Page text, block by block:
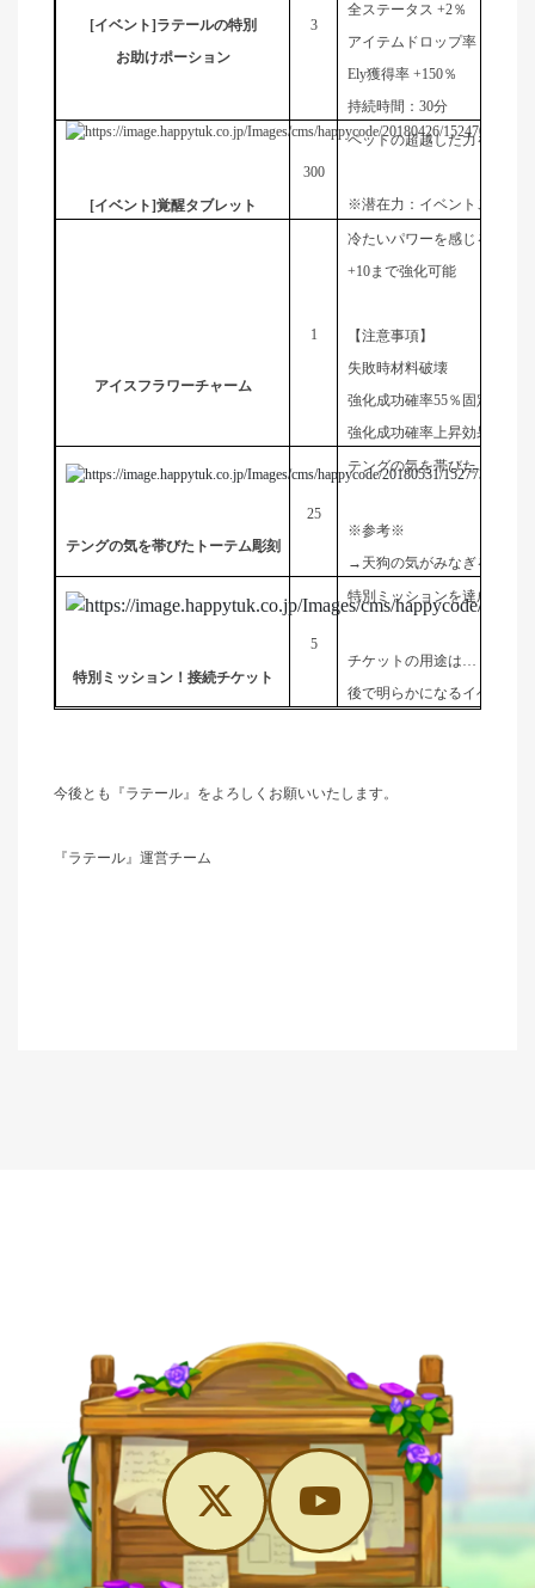
[イベント]ラテールの特別
お助けポーション
3
全ステータス +2％
アイテムドロップ率 +20％
Ely獲得率 +150％
持続時間：30分
[イベント]覚醒タブレット
300
ペットの超越した力を呼び
※潜在力：イベントごとに
アイスフラワーチャーム
1
冷たいパワーを感じる神秘
+10まで強化可能
【注意事項】
失敗時材料破壊
強化成功確率55％固定
強化成功確率上昇効果が適
テングの気を帯びたトーテム彫刻
25
テングの気を帯びたトーテ
※参考※
→天狗の気がみなぎるトー
特別ミッション！接続チケット
5
特別ミッションを達成した
チケットの用途は…？！
後で明らかになるイベント
今後とも『ラテール』をよろしくお願いいたします。
『ラテール』運営チーム